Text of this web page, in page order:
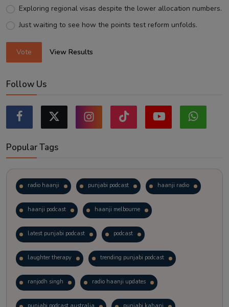
Exploring regional visas despite the lower allocation numbers.
Just waiting to see how the points test reform unfolds.
Vote View Results
Follow Us
Popular Tags
radio haanji punjabi podcast haanji radio
haanji podcast haanji melbourne
latest punjabi podcast podcast
laughter therapy trending punjabi podcast
ranjodh singh radio haanji updates